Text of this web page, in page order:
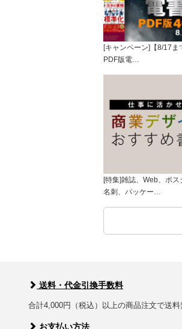
[キャンペーン]【8/17ま
PDF版電…
[特集]雑誌、Web、ポス
名刺、パッケー…
送料・代金引換手数料
合計4,000円（税込）以上の商品注文で送料
お支払い方法